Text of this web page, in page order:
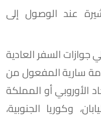
عند الوصول إلى
السفر العادية
سارية المفعول من
الأوروبي أو المملكة
وكوريا الجنوبية،